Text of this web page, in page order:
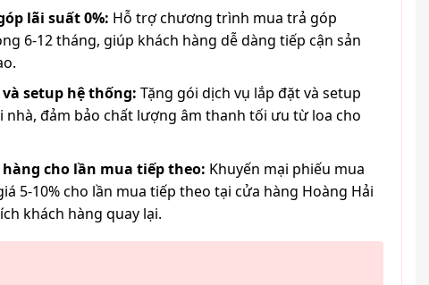
lãi suất 0%: Hỗ trợ chương trình mua trả góp
6-12 tháng, giúp khách hàng dễ dàng tiếp cận sản
setup hệ thống: Tặng gói dịch vụ lắp đặt và setup
nhà, đảm bảo chất lượng âm thanh tối ưu từ loa cho
cho lần mua tiếp theo: Khuyến mại phiếu mua
5-10% cho lần mua tiếp theo tại cửa hàng Hoàng Hải
khách hàng quay lại.